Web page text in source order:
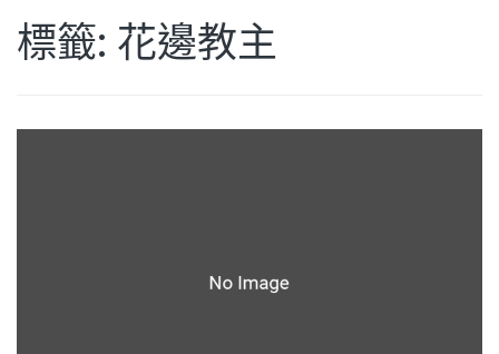
標籤: 花邊教主